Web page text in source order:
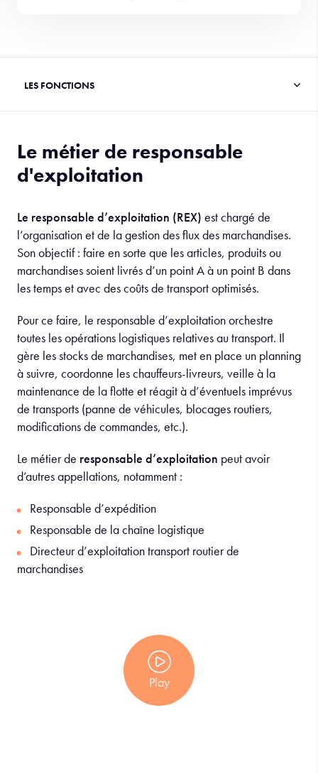
Le métier de responsable
d'exploitation
Le responsable d’exploitation (REX) est chargé de
l’organisation et de la gestion des flux des marchandises.
Son objectif : faire en sorte que les articles, produits ou
marchandises soient livrés d’un point A à un point B dans
les temps et avec des coûts de transport optimisés.
Pour ce faire, le responsable d’exploitation orchestre
toutes les opérations logistiques relatives au transport. Il
gère les stocks de marchandises, met en place un planning
à suivre, coordonne les chauffeurs-livreurs, veille à la
maintenance de la flotte et réagit à d’éventuels imprévus
de transports (panne de véhicules, blocages routiers,
modifications de commandes, etc.).
Le métier de responsable d’exploitation peut avoir
d’autres appellations, notamment :
Responsable d’expédition
Responsable de la chaîne logistique
Directeur d’exploitation transport routier de
marchandises
Play